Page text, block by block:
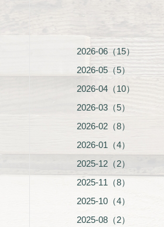
2026-06（15）
2026-05（5）
2026-04（10）
2026-03（5）
2026-02（8）
2026-01（4）
2025-12（2）
2025-11（8）
2025-10（4）
2025-08（2）